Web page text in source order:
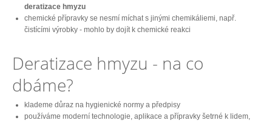
deratizace hmyzu
chemické přípravky se nesmí míchat s jinými chemikáliemi, např.
čistícími výrobky - mohlo by dojít k chemické reakci
Deratizace hmyzu - na co
dbáme?
klademe důraz na hygienické normy a předpisy
používáme moderní technologie, aplikace a přípravky šetrné k lidem,